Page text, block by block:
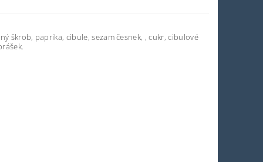
škrob, paprika, cibule, sezam česnek, , cukr, cibulové